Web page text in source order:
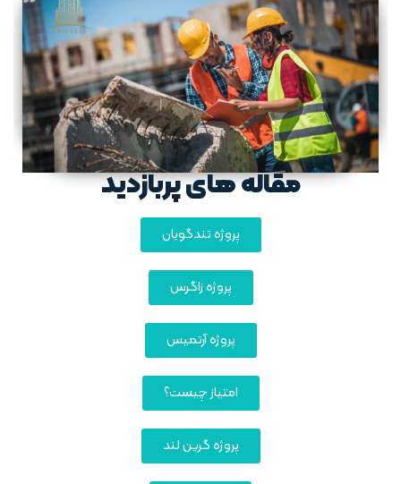
مقاله های پربازدید
پروژه تندگویان
پروژه زاگرس
پروژه آرتمیس
امتیاز چیست؟
پروژه گرین لند